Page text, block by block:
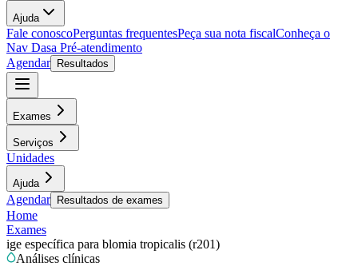
Ajuda
Fale conoscoPerguntas frequentesPeça sua nota fiscalConheça o
Nav Dasa Pré-atendimento
Agendar
Resultados
Exames
Serviços
Unidades
Ajuda
Agendar Resultados de exames
Home
Exames
ige específica para blomia tropicalis (r201)
Análises clínicas